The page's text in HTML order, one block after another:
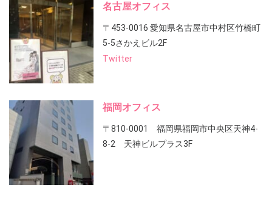
名古屋オフィス
〒453-0016 愛知県名古屋市中村区竹橋町
5-5さかえビル2F
Twitter
福岡オフィス
〒810-0001 福岡県福岡市中央区天神4-
8-2 天神ビルプラス3F